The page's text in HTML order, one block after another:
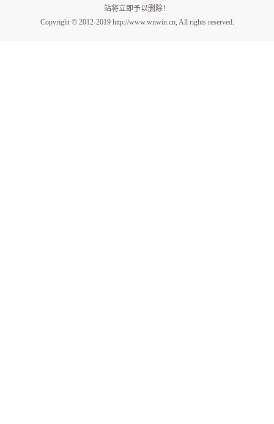
站将立即予以删除！
Copyright © 2012-2019 http://www.wnwin.cn, All rights reserved.